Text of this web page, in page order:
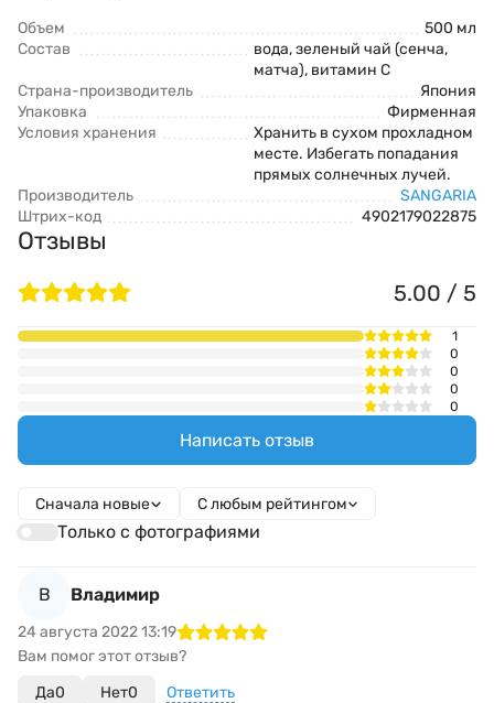
Объем
500 мл
Состав
вода, зеленый чай (сенча,
матча), витамин С
Страна-производитель
Япония
Упаковка
Фирменная
Условия хранения
Хранить в сухом прохладном
месте. Избегать попадания
прямых солнечных лучей.
Производитель
SANGARIA
Штрих-код
4902179022875
Отзывы
5.00 / 5
1
0
0
0
0
Написать отзыв
Сначала новые С любым рейтингом
Только с фотографиями
В Владимир
24 августа 2022 13:19
Вам помог этот отзыв?
Да0 Нет0 Ответить